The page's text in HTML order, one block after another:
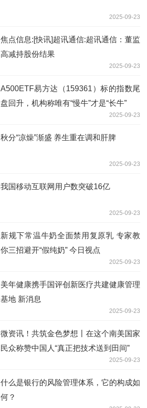
2025-09-23
焦点信息:[快讯]超讯通信:超讯通信：董监
高减持股份结果
2025-09-23
A500ETF易方达（159361）标的指数尾
盘回升，机构称唯有“慢牛”才是“长牛”
2025-09-23
秋分“凉燥”渐盛 养生重在调和肝脾
2025-09-23
我国移动互联网用户数突破16亿
2025-09-23
新规下常温牛奶全面禁用复原乳 专家教
你三招避开“假纯奶” 今日视点
2025-09-23
美年健康携手国评创新医疗共建健康管理
基地 新消息
2025-09-23
微资讯！共筑金色梦想丨在这个南美国家
民众称赞中国人“真正把技术送到田间”
2025-09-23
什么是银行的风险管理体系，它的构成如
何？